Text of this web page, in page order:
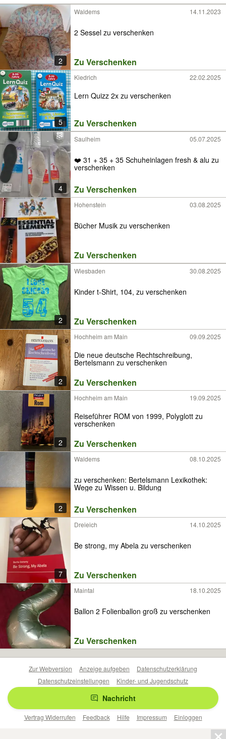
2
Waldems 14.11.2023
2 Sessel zu verschenken
Zu Verschenken
5
Kiedrich 22.02.2025
Lern Quizz 2x zu verschenken
Zu Verschenken
4
Saulheim 05.07.2025
❤️ 31 + 35 + 35 Schuheinlagen fresh & alu zu
verschenken
Zu Verschenken
Hohenstein 03.08.2025
Bücher Musik zu verschenken
Zu Verschenken
2
Wiesbaden 30.08.2025
Kinder t-Shirt, 104, zu verschenken
Zu Verschenken
2
Hochheim am Main 09.09.2025
Die neue deutsche Rechtschreibung,
Bertelsmann zu verschenken
Zu Verschenken
2
Hochheim am Main 19.09.2025
Reiseführer ROM von 1999, Polyglott zu
verschenken
Zu Verschenken
2
Waldems 08.10.2025
zu verschenken: Bertelsmann Lexikothek:
Wege zu Wissen u. Bildung
Zu Verschenken
7
Dreieich 14.10.2025
Be strong, my Abela zu verschenken
Zu Verschenken
Maintal 18.10.2025
Ballon 2 Folienballon groß zu verschenken
Zu Verschenken
Nachricht
Zur Webversion Anzeige aufgeben
Datenschutzerklärung
Datenschutzeinstellungen
Kinder- und Jugendschutz
Barrierefreiheitserklärung
Vertrag Widerrufen
Feedback Hilfe Impressum Einloggen